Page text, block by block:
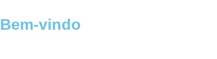
Bem-vindo